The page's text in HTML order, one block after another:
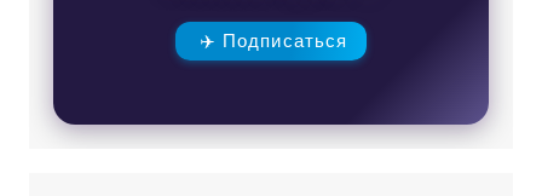
✈️ Подписаться